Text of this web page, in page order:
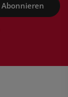
Abonnieren